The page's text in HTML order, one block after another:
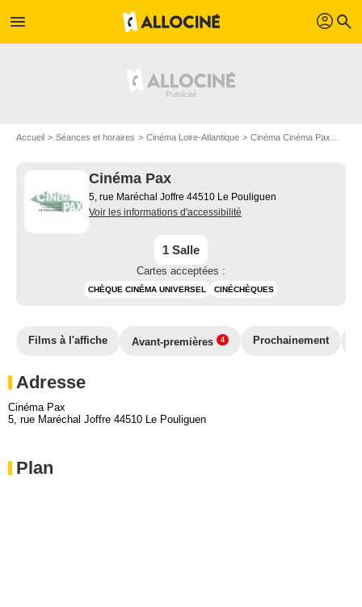
menu profil search
Accueil Séances et horaires Cinéma Loire-Atlantique Cinéma Cinéma Pax
Cinéma Pax
5, rue Maréchal Joffre 44510 Le Pouliguen
Voir les informations d'accessibilité
1 Salle
Cartes acceptées :
CHÈQUE CINÉMA UNIVERSEL CINÉCHÈQUES
Films à l'affiche Avant-premières 4 Prochainement
Adresse
Cinéma Pax
5, rue Maréchal Joffre 44510 Le Pouliguen
Plan